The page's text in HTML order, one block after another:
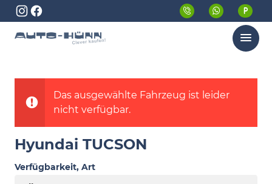
Menü
Das ausgewählte Fahrzeug ist leider
nicht verfügbar.
Hyundai TUCSON
Verfügbarkeit, Art